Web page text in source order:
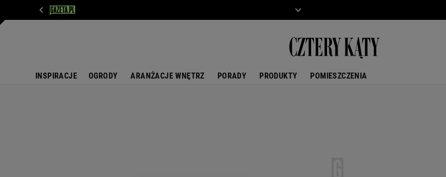
INSPIRACJE OGRODY ARANŻACJE WNĘTRZ PORADY PRODUKTY POMIESZCZENIA